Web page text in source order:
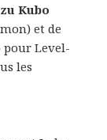
Kubo
et de
pour Level-
les